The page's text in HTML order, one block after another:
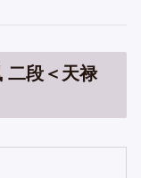
二段＜天禄